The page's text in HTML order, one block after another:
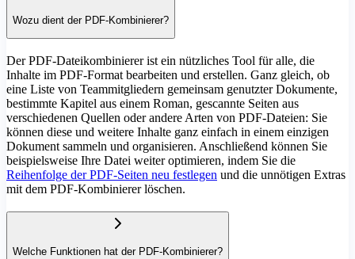
Wozu dient der PDF-Kombinierer?
Der PDF-Dateikombinierer ist ein nützliches Tool für alle, die
Inhalte im PDF-Format bearbeiten und erstellen. Ganz gleich, ob
eine Liste von Teammitgliedern gemeinsam genutzter Dokumente,
bestimmte Kapitel aus einem Roman, gescannte Seiten aus
verschiedenen Quellen oder andere Arten von PDF-Dateien: Sie
können diese und weitere Inhalte ganz einfach in einem einzigen
Dokument sammeln und organisieren. Anschließend können Sie
beispielsweise Ihre Datei weiter optimieren, indem Sie die
Reihenfolge der PDF-Seiten neu festlegen und die unnötigen Extras
mit dem PDF-Kombinierer löschen.
Welche Funktionen hat der PDF-Kombinierer?